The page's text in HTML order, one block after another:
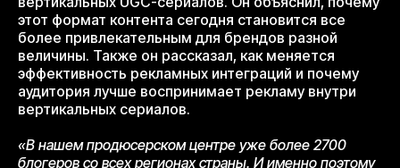
этот формат контента сегодня становится все
более привлекательным для брендов разной
величины. Также он рассказал, как меняется
эффективность рекламных интеграций и почему
аудитория лучше воспринимает рекламу внутри
вертикальных сериалов.
«В нашем продюсерском центре уже более 2700
блогеров со всех регионах страны. И именно поэтому